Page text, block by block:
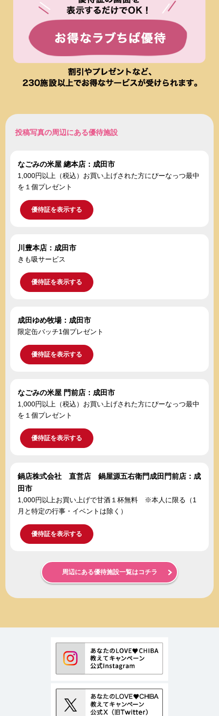
投稿写真の周辺にある優待施設
なごみの米屋 總本店：成田市
1,000円以上（税込）お買い上げされた方にぴーなっつ最中
を１個プレゼント
優待証を表示する
川豊本店：成田市
きも吸サービス
優待証を表示する
成田ゆめ牧場：成田市
限定缶バッチ1個プレゼント
優待証を表示する
なごみの米屋 門前店：成田市
1,000円以上（税込）お買い上げされた方にぴーなっつ最中
を１個プレゼント
優待証を表示する
鍋店株式会社 直営店 鍋屋源五右衛門成田門前店：成
田市
1,000円以上お買い上げで甘酒１杯無料 ※本人に限る（1
月と特定の行事・イベントは除く）
優待証を表示する
周辺にある優待施設一覧はコチラ